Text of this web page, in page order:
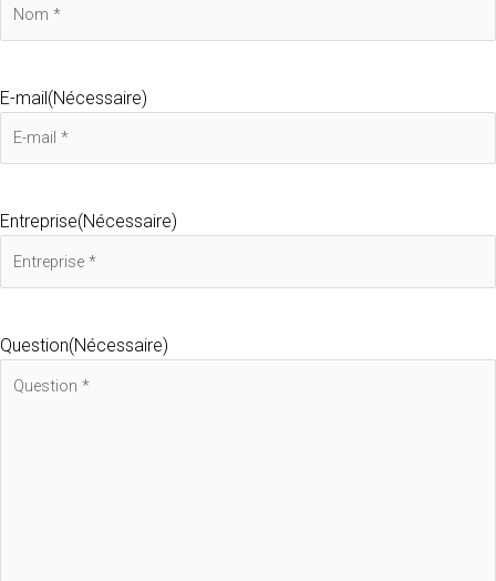
E-mail(Nécessaire)
Entreprise(Nécessaire)
Question(Nécessaire)